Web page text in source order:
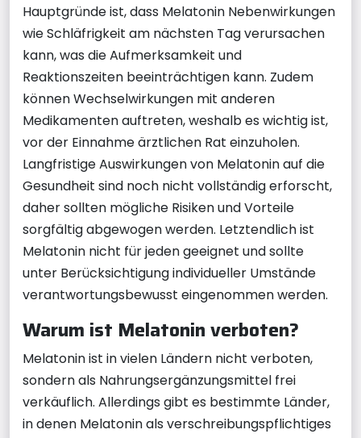
Hauptgründe ist, dass Melatonin Nebenwirkungen
wie Schläfrigkeit am nächsten Tag verursachen
kann, was die Aufmerksamkeit und
Reaktionszeiten beeinträchtigen kann. Zudem
können Wechselwirkungen mit anderen
Medikamenten auftreten, weshalb es wichtig ist,
vor der Einnahme ärztlichen Rat einzuholen.
Langfristige Auswirkungen von Melatonin auf die
Gesundheit sind noch nicht vollständig erforscht,
daher sollten mögliche Risiken und Vorteile
sorgfältig abgewogen werden. Letztendlich ist
Melatonin nicht für jeden geeignet und sollte
unter Berücksichtigung individueller Umstände
verantwortungsbewusst eingenommen werden.
Warum ist Melatonin verboten?
Melatonin ist in vielen Ländern nicht verboten,
sondern als Nahrungsergänzungsmittel frei
verkäuflich. Allerdings gibt es bestimmte Länder,
in denen Melatonin als verschreibungspflichtiges